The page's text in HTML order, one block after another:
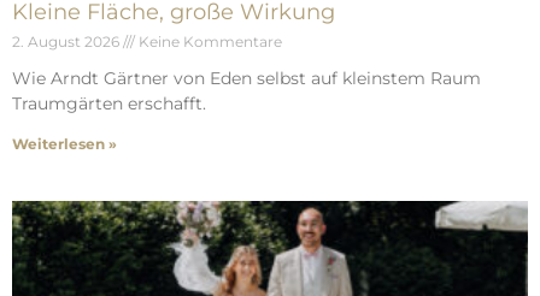
Kleine Fläche, große Wirkung
2. August 2026 Keine Kommentare
Wie Arndt Gärtner von Eden selbst auf kleinstem Raum
Traumgärten erschafft.
Weiterlesen »